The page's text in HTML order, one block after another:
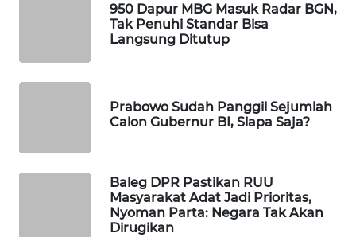
950 Dapur MBG Masuk Radar BGN,
Tak Penuhi Standar Bisa
Langsung Ditutup
Prabowo Sudah Panggil Sejumlah
Calon Gubernur BI, Siapa Saja?
Baleg DPR Pastikan RUU
Masyarakat Adat Jadi Prioritas,
Nyoman Parta: Negara Tak Akan
Dirugikan
OTOMOTIF